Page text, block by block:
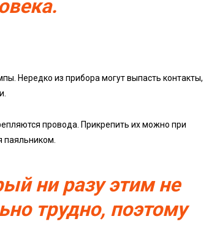
Нередко из прибора могут выпасть контакты,
провода. Прикрепить их можно при
паяльником.
ни разу этим не
трудно, поэтому